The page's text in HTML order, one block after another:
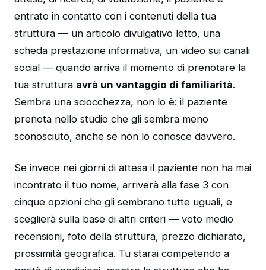
entrato in contatto con i contenuti della tua
struttura — un articolo divulgativo letto, una
scheda prestazione informativa, un video sui canali
social — quando arriva il momento di prenotare la
tua struttura avrà un vantaggio di familiarità.
Sembra una sciocchezza, non lo è: il paziente
prenota nello studio che gli sembra meno
sconosciuto, anche se non lo conosce davvero.
Se invece nei giorni di attesa il paziente non ha mai
incontrato il tuo nome, arriverà alla fase 3 con
cinque opzioni che gli sembrano tutte uguali, e
sceglierà sulla base di altri criteri — voto medio
recensioni, foto della struttura, prezzo dichiarato,
prossimità geografica. Tu starai competendo a